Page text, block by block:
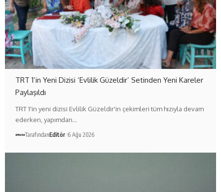
TRT 1’in Yeni Dizisi ‘Evlilik Güzeldir’ Setinden Yeni Kareler
Paylaşıldı
TRT 1'in yeni dizisi Evlilik Güzeldir'in çekimleri tüm hızıyla devam
ederken, yapımdan…
TarafındanEditör 6 Ağu 2026